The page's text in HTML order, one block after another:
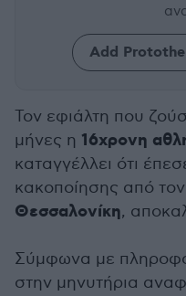
Add
Τον εφιάλτη που
μήνες η 16χρονη
καταγγέλλει ότι
κακοποίησης από
Θεσσαλονίκη,
Σύμφωνα με
στην μηνυτήρια